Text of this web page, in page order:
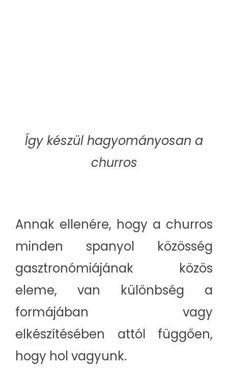
Így készül hagyományosan a
churros
Annak ellenére, hogy a churros
minden spanyol közösség
gasztronómiájának közös
eleme, van különbség a
formájában vagy
elkészítésében attól függően,
hogy hol vagyunk.